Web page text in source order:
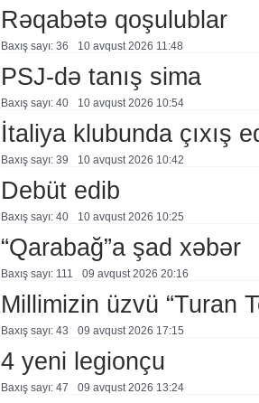
Rəqabətə qoşulublar
Baxış sayı: 36 10 avqust 2026 11:48
PSJ-də tanış sima
Baxış sayı: 40 10 avqust 2026 10:54
İtaliya klubunda çıxış
Baxış sayı: 39 10 avqust 2026 10:42
Debüt edib
Baxış sayı: 40 10 avqust 2026 10:25
“Qarabağ”a şad xəbər
Baxış sayı: 111 09 avqust 2026 20:16
Millimizin üzvü “Turan
Baxış sayı: 43 09 avqust 2026 17:15
4 yeni legionçu
Baxış sayı: 47 09 avqust 2026 13:24